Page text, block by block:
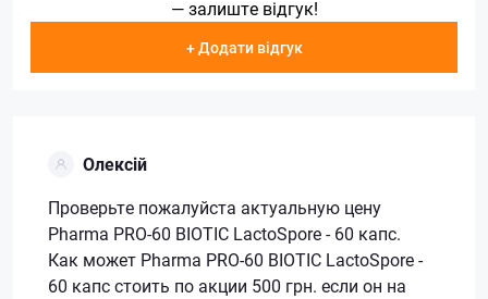
— залиште відгук!
+ Додати відгук
Олексій
Проверьте пожалуйста актуальную цену
Pharma PRO-60 BIOTIC LactoSpore - 60 капс.
Как может Pharma PRO-60 BIOTIC LactoSpore -
60 капс стоить по акции 500 грн. если он на